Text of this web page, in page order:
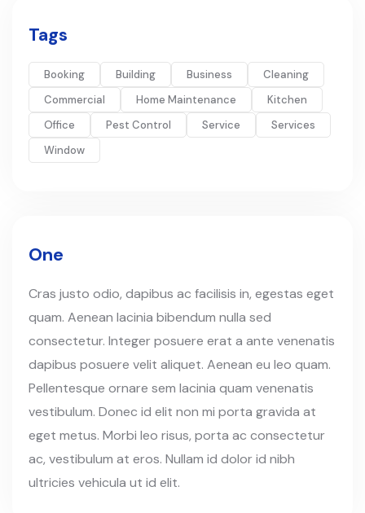
Tags
Booking Building Business
Cleaning
Commercial
Home Maintenance
Kitchen
Office
Pest Control Service
Services
Window
One
Cras justo odio, dapibus ac facilisis in, egestas eget
quam. Aenean lacinia bibendum nulla sed
consectetur. Integer posuere erat a ante venenatis
dapibus posuere velit aliquet. Aenean eu leo quam.
Pellentesque ornare sem lacinia quam venenatis
vestibulum. Donec id elit non mi porta gravida at
eget metus. Morbi leo risus, porta ac consectetur
ac, vestibulum at eros. Nullam id dolor id nibh
ultricies vehicula ut id elit.